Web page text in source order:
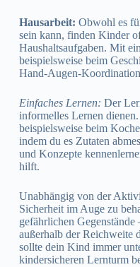
Hausarbeit: Obwohl es
sein kann, finden Kinder
Haushaltsaufgaben. Mit
beispielsweise beim
Hand-Augen-
Einfaches Lernen: Der
informelles Lernen
beispielsweise beim
indem du es Zutaten
und Konzepte
hilft.
Unabhängig von der
Sicherheit im Auge zu
gefährlichen
außerhalb der Reichweite
sollte dein Kind immer
kindersicheren Lernturm